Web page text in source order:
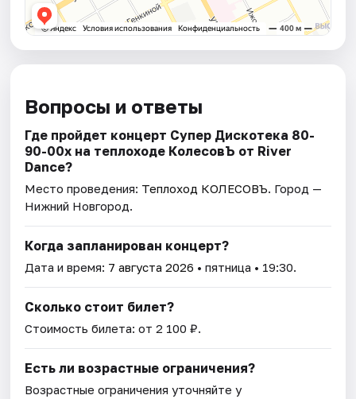
Вопросы и ответы
Где пройдет концерт Супер Дискотека 80-
90-00х на теплоходе КолесовЪ от River
Dance?
Место проведения: Теплоход КОЛЕСОВЪ. Город —
Нижний Новгород.
Когда запланирован концерт?
Дата и время: 7 августа 2026 • пятница • 19:30.
Сколько стоит билет?
Стоимость билета: от 2 100 ₽.
Есть ли возрастные ограничения?
Возрастные ограничения уточняйте у